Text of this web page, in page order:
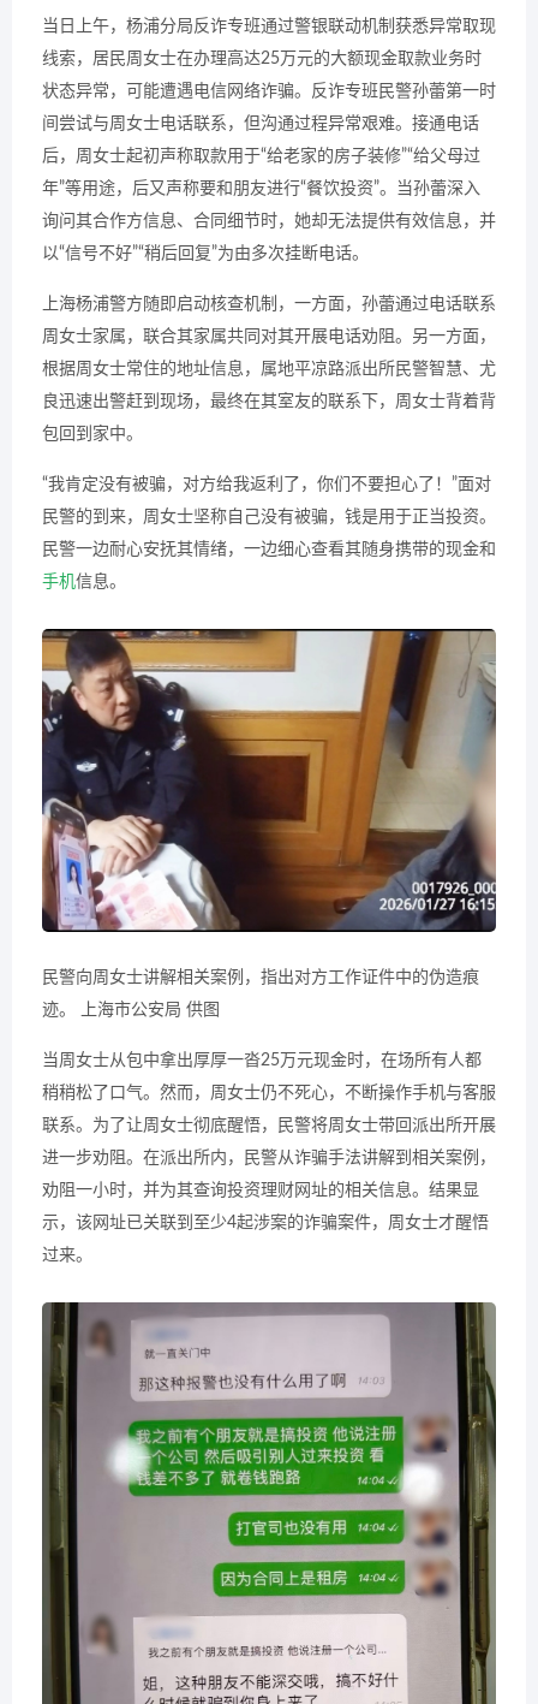
当日上午，杨浦分局反诈专班通过警银联动机制获悉异常取现
线索，居民周女士在办理高达25万元的大额现金取款业务时
状态异常，可能遭遇电信网络诈骗。反诈专班民警孙蕾第一时
间尝试与周女士电话联系，但沟通过程异常艰难。接通电话
后，周女士起初声称取款用于“给老家的房子装修”“给父母过
年”等用途，后又声称要和朋友进行“餐饮投资”。当孙蕾深入
询问其合作方信息、合同细节时，她却无法提供有效信息，并
以“信号不好”“稍后回复”为由多次挂断电话。
上海杨浦警方随即启动核查机制，一方面，孙蕾通过电话联系
周女士家属，联合其家属共同对其开展电话劝阻。另一方面，
根据周女士常住的地址信息，属地平凉路派出所民警智慧、尤
良迅速出警赶到现场，最终在其室友的联系下，周女士背着背
包回到家中。
“我肯定没有被骗，对方给我返利了，你们不要担心了！”面对
民警的到来，周女士坚称自己没有被骗，钱是用于正当投资。
民警一边耐心安抚其情绪，一边细心查看其随身携带的现金和
手机信息。
民警向周女士讲解相关案例，指出对方工作证件中的伪造痕
迹。 上海市公安局 供图
当周女士从包中拿出厚厚一沓25万元现金时，在场所有人都
稍稍松了口气。然而，周女士仍不死心，不断操作手机与客服
联系。为了让周女士彻底醒悟，民警将周女士带回派出所开展
进一步劝阻。在派出所内，民警从诈骗手法讲解到相关案例，
劝阻一小时，并为其查询投资理财网址的相关信息。结果显
示，该网址已关联到至少4起涉案的诈骗案件，周女士才醒悟
过来。